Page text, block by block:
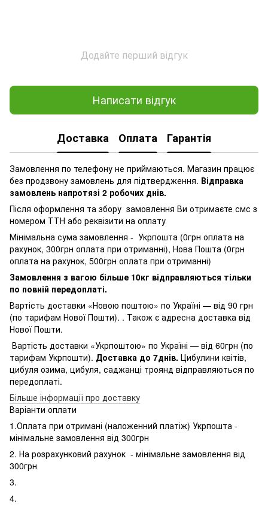
Додайте перший відгук
Написати відгук
Доставка Оплата Гарантія
Замовлення по телефону не приймаються. Магазин працює
без продзвону замовлень для підтвердження. Відправка
замовлень напротязі 2 робочих днів.
Після оформлення та збору замовлення Ви отримаєте смс з
номером ТТН або реквізити на оплату
Мінімальна сума замовлення - Укрпошта (0грн оплата на
рахунок, 300грн оплата при отриманні), Нова Пошта (0грн
оплата на рахунок, 500грн оплата при отриманні)
Замовлення з вагою більше 10кг відправляються тільки
по повній передоплаті.
Вартість доставки «Новою поштою» по Україні — від 90 грн
(по тарифам Нової Пошти). . Також є адресна доставка від
Нової Пошти.
Вартість доставки «Укрпоштою» по Україні — від 60грн (по
тарифам Укрпошти). Доставка до 7днів. Цибулини квітів,
цибуля озима, цибуля, саджанці троянд відправляються по
передоплаті.
Більше інформації про доставку
Варіанти оплати
1.Оплата при отримані (наложенний платіж) Укрпошта -
мінімальне замовлення від 300грн
2. На розрахунковий рахунок - мінімальне замовлення від
300грн
3.
4.